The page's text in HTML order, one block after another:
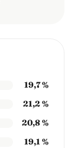
19,7 %
21,2 %
20,8 %
19,1 %